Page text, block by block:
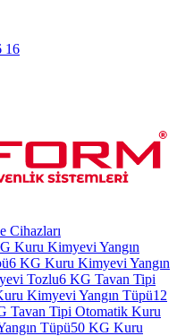
16
Cihazları
Kuru Kimyevi Yangın
6 KG Kuru Kimyevi Yangın
Tozlu6 KG Tavan Tipi
Kimyevi Yangın Tüpü12
Tavan Tipi Otomatik Kuru
Tüpü50 KG Kuru